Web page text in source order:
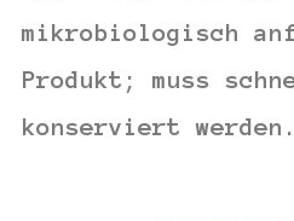
mikrobiologisch
Produkt; muss
konserviert werden.